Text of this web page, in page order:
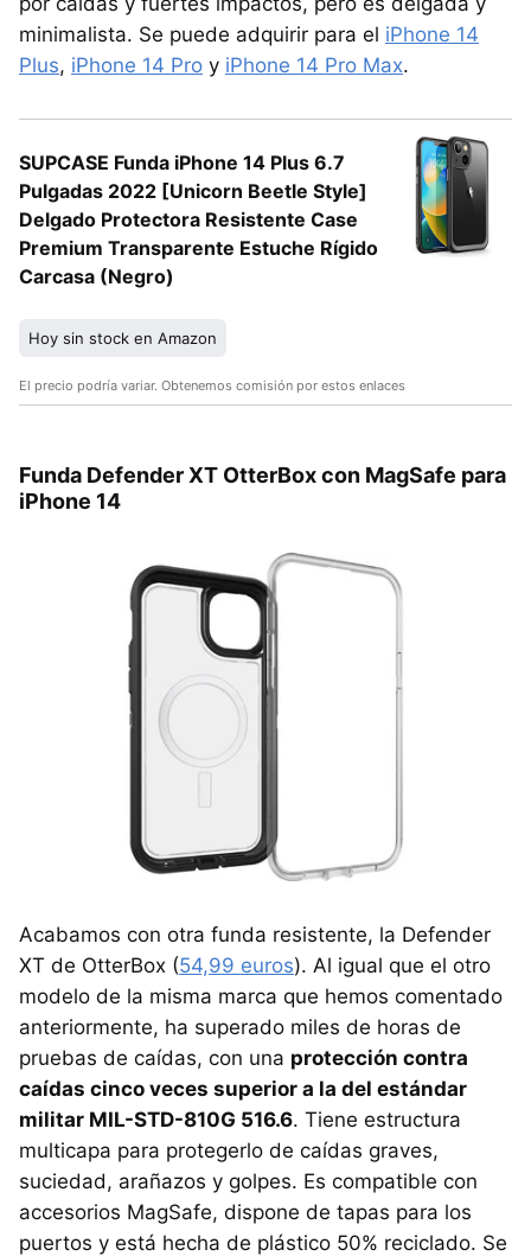
minimalista. Se puede adquirir para el iPhone 14
Plus, iPhone 14 Pro y iPhone 14 Pro Max.
SUPCASE Funda iPhone 14 Plus 6.7
Pulgadas 2022 [Unicorn Beetle Style]
Delgado Protectora Resistente Case
Premium Transparente Estuche Rígido
Carcasa (Negro)
Hoy sin stock en Amazon
El precio podría variar. Obtenemos comisión por estos enlaces
Funda Defender XT OtterBox con MagSafe para
iPhone 14
Acabamos con otra funda resistente, la Defender
XT de OtterBox (54,99 euros). Al igual que el otro
modelo de la misma marca que hemos comentado
anteriormente, ha superado miles de horas de
pruebas de caídas, con una protección contra
caídas cinco veces superior a la del estándar
militar MIL-STD-810G 516.6. Tiene estructura
multicapa para protegerlo de caídas graves,
suciedad, arañazos y golpes. Es compatible con
accesorios MagSafe, dispone de tapas para los
puertos y está hecha de plástico 50% reciclado. Se